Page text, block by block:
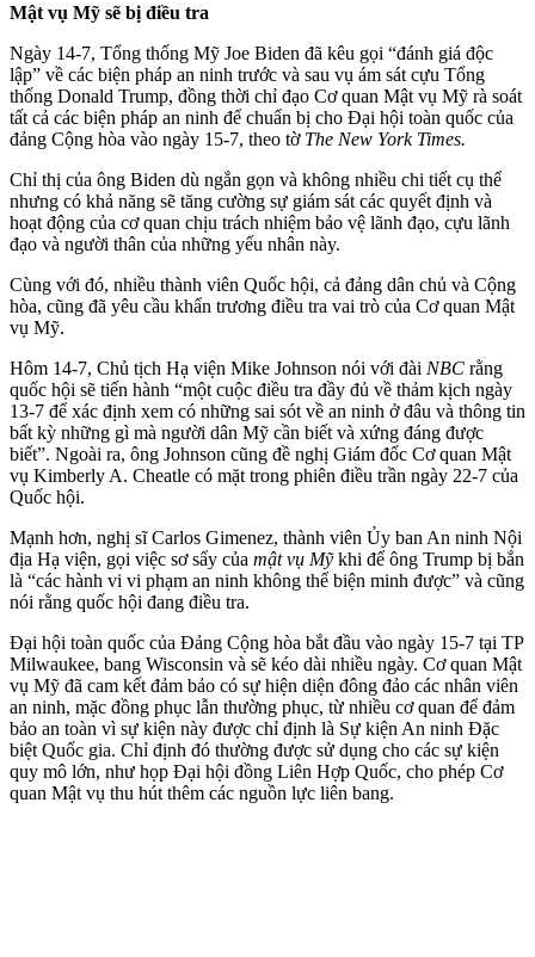
Mật vụ Mỹ sẽ bị điều tra
Ngày 14-7, Tổng thống Mỹ Joe Biden đã kêu gọi “đánh giá độc
lập” về các biện pháp an ninh trước và sau vụ ám sát cựu Tổng
thống Donald Trump, đồng thời chỉ đạo Cơ quan Mật vụ Mỹ rà soát
tất cả các biện pháp an ninh để chuẩn bị cho Đại hội toàn quốc của
đảng Cộng hòa vào ngày 15-7, theo tờ The New York Times.
Chỉ thị của ông Biden dù ngắn gọn và không nhiều chi tiết cụ thể
nhưng có khả năng sẽ tăng cường sự giám sát các quyết định và
hoạt động của cơ quan chịu trách nhiệm bảo vệ lãnh đạo, cựu lãnh
đạo và người thân của những yếu nhân này.
Cùng với đó, nhiều thành viên Quốc hội, cả đảng dân chủ và Cộng
hòa, cũng đã yêu cầu khẩn trương điều tra vai trò của Cơ quan Mật
vụ Mỹ.
Hôm 14-7, Chủ tịch Hạ viện Mike Johnson nói với đài NBC rằng
quốc hội sẽ tiến hành “một cuộc điều tra đầy đủ về thảm kịch ngày
13-7 để xác định xem có những sai sót về an ninh ở đâu và thông tin
bất kỳ những gì mà người dân Mỹ cần biết và xứng đáng được
biết”. Ngoài ra, ông Johnson cũng đề nghị Giám đốc Cơ quan Mật
vụ Kimberly A. Cheatle có mặt trong phiên điều trần ngày 22-7 của
Quốc hội.
Mạnh hơn, nghị sĩ Carlos Gimenez, thành viên Ủy ban An ninh Nội
địa Hạ viện, gọi việc sơ sẩy của mật vụ Mỹkhi để ông Trump bị bắn
là “các hành vi vi phạm an ninh không thể biện minh được” và cũng
nói rằng quốc hội đang điều tra.
Đại hội toàn quốc của Đảng Cộng hòa bắt đầu vào ngày 15-7 tại TP
Milwaukee, bang Wisconsin và sẽ kéo dài nhiều ngày. Cơ quan Mật
vụ Mỹ đã cam kết đảm bảo có sự hiện diện đông đảo các nhân viên
an ninh, mặc đồng phục lẫn thường phục, từ nhiều cơ quan để đảm
bảo an toàn vì sự kiện này được chỉ định là Sự kiện An ninh Đặc
biệt Quốc gia. Chỉ định đó thường được sử dụng cho các sự kiện
quy mô lớn, như họp Đại hội đồng Liên Hợp Quốc, cho phép Cơ
quan Mật vụ thu hút thêm các nguồn lực liên bang.